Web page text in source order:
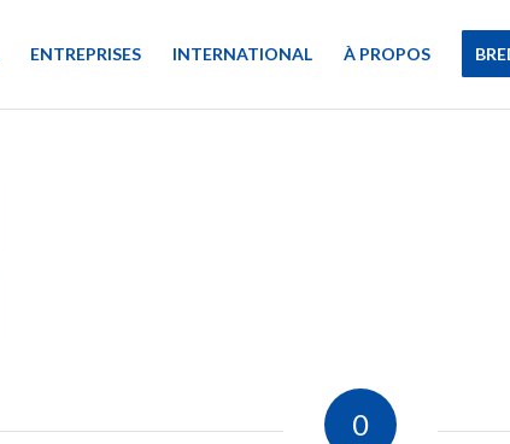
ENTREPRISES INTERNATIONAL À PROPOS
0